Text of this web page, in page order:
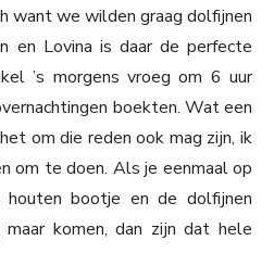
want we wilden graag dolfijnen
en Lovina is daar de perfecte
’s morgens vroeg om 6 uur
boekten. Wat een
om die reden ook mag zijn, ik
om te doen. Als je eenmaal op
bootje en de dolfijnen
komen, dan zijn dat hele